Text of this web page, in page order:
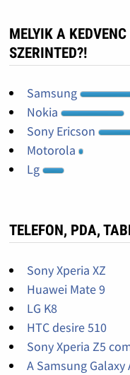
MELYIK A
SZERINTED?!
Samsung
Nokia
Sony Ericson
Motorola
Lg
TELEFON, PDA,
Sony Xperia XZ
Huawei Mate 9
LG K8
HTC desire 510
Sony Xperia Z5
A Samsung